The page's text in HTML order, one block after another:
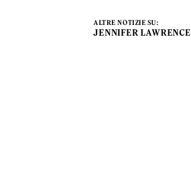
ALTRE NOTIZIE SU:
JENNIFER LAWRENCE